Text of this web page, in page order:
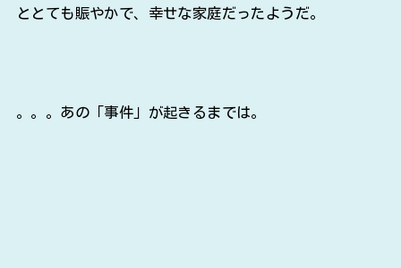
ととても賑やかで、幸せな家庭だったようだ。
。。。あの「事件」が起きるまでは。